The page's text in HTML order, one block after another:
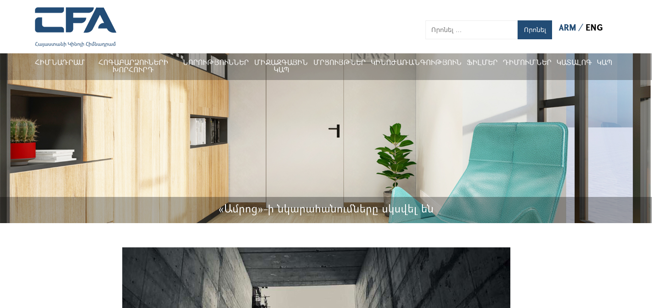
Որոնել ARM ENG
ՀԻՄՆԱԴՐԱՄ
ՀՈԳԱԲԱՐՁՈՒՆԵՐԻ
ԽՈՐՀՈՒՐԴ
ՆՈՐՈՒԹՅՈՒՆՆԵՐ
ՄԻՋԱԶԳԱՅԻՆ
ԿԱՊ
ՄՐՑՈՒՅԹՆԵՐ ԿԻՆՈԺԱՌԱՆԳՈՒԹՅՈՒՆ ՖԻԼՄԵՐ ԴԻՄՈՒՄՆԵՐ ԿԱՏԱԼՈԳ ԿԱՊ
«Ամրոց»-ի նկարահանումները սկսվել են